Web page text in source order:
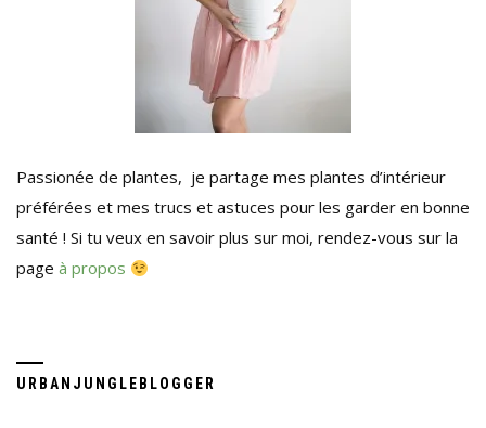
Passionée de plantes, je partage mes plantes d’intérieur
préférées et mes trucs et astuces pour les garder en bonne
santé ! Si tu veux en savoir plus sur moi, rendez-vous sur la
page à propos
URBANJUNGLEBLOGGER